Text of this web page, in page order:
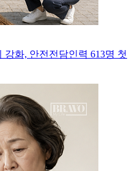
강화, 안전전담인력 613명 첫